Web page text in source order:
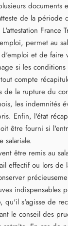
documents
de la période
France
permet au
et de faire
si les
compte
de la rupture du
les indemnités
Enfin, l'état
être fourni si
salariale.
être remis au
effectif ou lors de
indispensables
qu'il s'agisse de
le conseil des